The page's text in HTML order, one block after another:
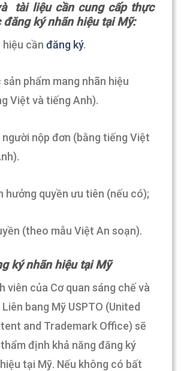
tài liệu cần cung cấpthực
ký nhãn hiệu tại Mỹ:
hiệu cầnđăng ký.
sản phẩm mang nhãn hiệu
Việt và tiếng Anh).
nộp đơn (bằng tiếng Việt
hưởng quyền ưu tiên (nếu có);
(theo mẫu Việt An soạn).
ký nhãn hiệu tại Mỹ
viên của Cơ quan sáng chế và
bang Mỹ USPTO (United
and Trademark Office) sẽ
định khả năng đăng ký
tại Mỹ. Nếu không có bất